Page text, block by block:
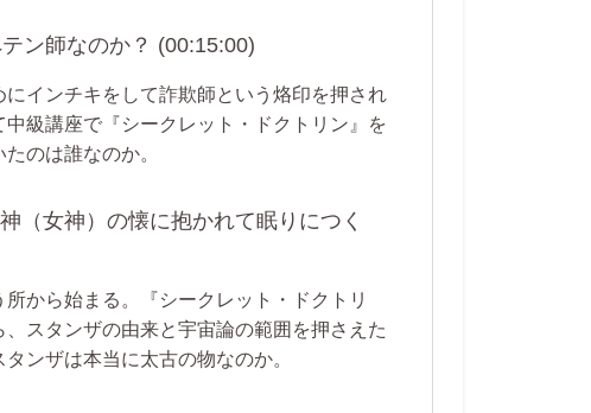
ン師なのか？ (00:15:00)
インチキをして詐欺師という烙印を押され
級講座で『シークレット・ドクトリン』を
のは誰なのか。
女神）の懐に抱かれて眠りにつく
から始まる。『シークレット・ドクトリ
スタンザの由来と宇宙論の範囲を押さえた
ンザは本当に太古の物なのか。